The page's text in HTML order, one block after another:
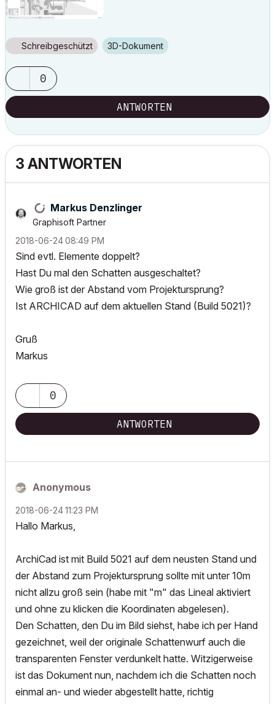
Schreibgeschützt 3D-Dokument
0
ANTWORTEN
3 ANTWORTEN
Markus Denzlinger
Graphisoft Partner
‎2018-06-2408:49 PM
Sind evtl. Elemente doppelt?
Hast Du mal den Schatten ausgeschaltet?
Wie groß ist der Abstand vom Projektursprung?
Ist ARCHICAD auf dem aktuellen Stand (Build 5021)?
Gruß
Markus
0
ANTWORTEN
Anonymous
‎2018-06-2411:23 PM
Hallo Markus,
ArchiCad ist mit Build 5021 auf dem neusten Stand und
der Abstand zum Projektursprung sollte mit unter 10m
nicht allzu groß sein (habe mit "m" das Lineal aktiviert
und ohne zu klicken die Koordinaten abgelesen).
Den Schatten, den Du im Bild siehst, habe ich per Hand
gezeichnet, weil der originale Schattenwurf auch die
transparenten Fenster verdunkelt hatte. Witzigerweise
ist das Dokument nun, nachdem ich die Schatten noch
einmal an- und wieder abgestellt hatte, richtig